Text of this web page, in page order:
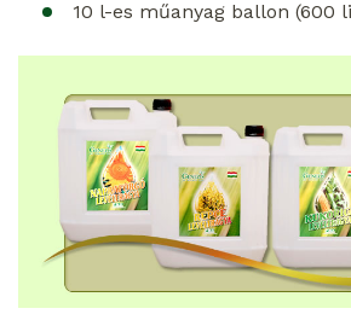
10 l-es műanyag ballon (600